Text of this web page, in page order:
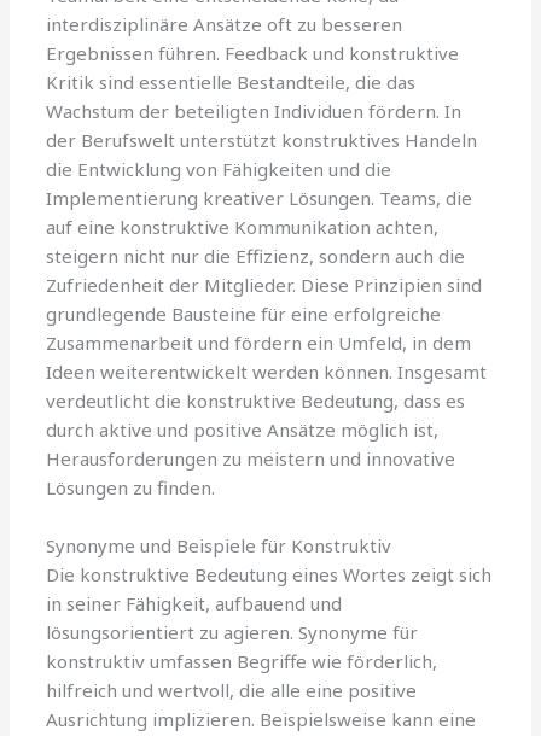
interdisziplinäre Ansätze oft zu besseren
Ergebnissen führen. Feedback und konstruktive
Kritik sind essentielle Bestandteile, die das
Wachstum der beteiligten Individuen fördern. In
der Berufswelt unterstützt konstruktives Handeln
die Entwicklung von Fähigkeiten und die
Implementierung kreativer Lösungen. Teams, die
auf eine konstruktive Kommunikation achten,
steigern nicht nur die Effizienz, sondern auch die
Zufriedenheit der Mitglieder. Diese Prinzipien sind
grundlegende Bausteine für eine erfolgreiche
Zusammenarbeit und fördern ein Umfeld, in dem
Ideen weiterentwickelt werden können. Insgesamt
verdeutlicht die konstruktive Bedeutung, dass es
durch aktive und positive Ansätze möglich ist,
Herausforderungen zu meistern und innovative
Lösungen zu finden.
Synonyme und Beispiele für Konstruktiv
Die konstruktive Bedeutung eines Wortes zeigt sich
in seiner Fähigkeit, aufbauend und
lösungsorientiert zu agieren. Synonyme für
konstruktiv umfassen Begriffe wie förderlich,
hilfreich und wertvoll, die alle eine positive
Ausrichtung implizieren. Beispielsweise kann eine